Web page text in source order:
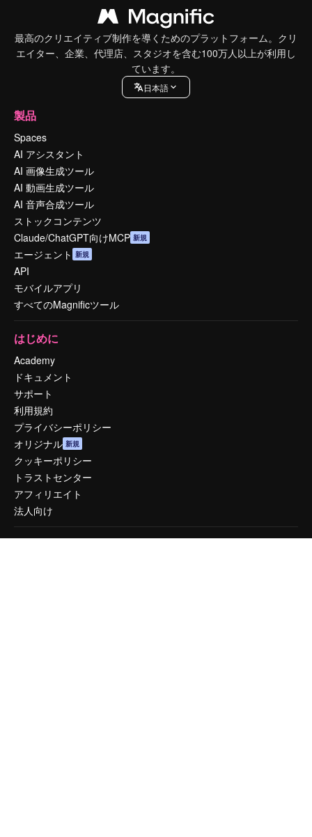
最高のクリエイティブ制作を導くためのプラットフォーム。クリ
エイター、企業、代理店、スタジオを含む100万人以上が利用し
ています。
日本語
製品
Spaces
AI アシスタント
AI 画像生成ツール
AI 動画生成ツール
AI 音声合成ツール
ストックコンテンツ
Claude/ChatGPT向けMCP 新規
エージェント 新規
API
モバイルアプリ
すべてのMagnificツール
はじめに
Academy
ドキュメント
サポート
利用規約
プライバシーポリシー
オリジナル 新規
クッキーポリシー
トラストセンター
アフィリエイト
法人向け